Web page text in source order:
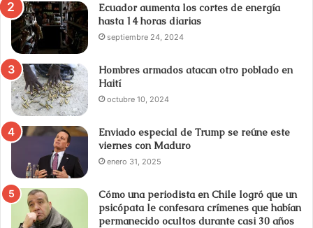
Ecuador aumenta los cortes de energía
hasta 14 horas diarias
septiembre 24, 2024
Hombres armados atacan otro poblado en
Haití
octubre 10, 2024
Enviado especial de Trump se reúne este
viernes con Maduro
enero 31, 2025
Cómo una periodista en Chile logró que un
psicópata le confesara crímenes que habían
permanecido ocultos durante casi 30 años